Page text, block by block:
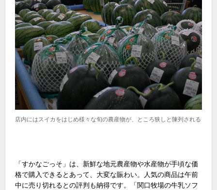
店内にはスイカをはじめ様々な旬の農産物が、ところ狭しと陳列される
「すかなごっそ」は、新鮮な地元農産物や水産物が手頃な価
格で購入できるとあって、大変な賑わい。人気の商品は午前
中に売り切れるとの評判も納得です。「関口牧場の牛乳ソフ